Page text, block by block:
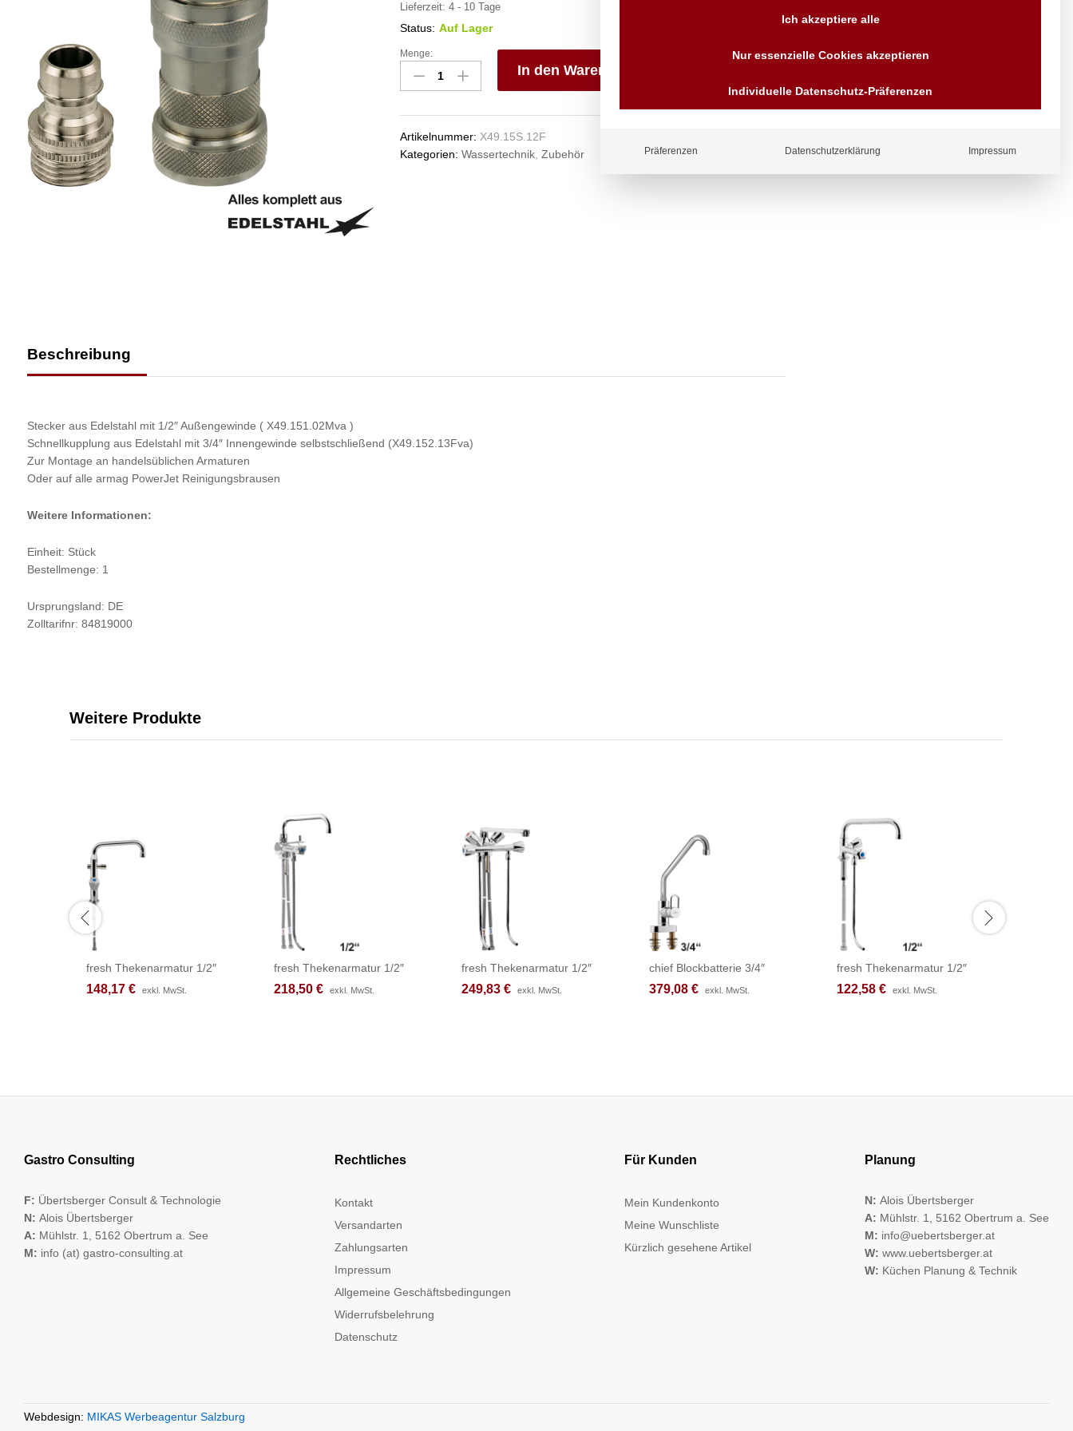
Lieferzeit: 4 - 10 Tage
Status: Auf Lager
Kupplungsstecker
1/2"
IG
3/4"
IG
Menge:
In den Warenkorb
Vergl
eiche
Artikelnummer: X49.15S.12F
Kategorien: Wassertechnik, Zubehör
Beschreibung
Stecker aus Edelstahl mit 1/2″ Außengewinde ( X49.151.02Mva )
Schnellkupplung aus Edelstahl mit 3/4″ Innengewinde selbstschließend (X49.152.13Fva)
Zur Montage an handelsüblichen Armaturen
Oder auf alle armag PowerJet Reinigungsbrausen
Weitere Informationen:
Einheit: Stück
Bestellmenge: 1
Ursprungsland: DE
Zolltarifnr: 84819000
Anfragen
Wir sind seit über 40 Jahren
für Sie da
Vorrauskasse Paypal,
Kreditkarte, Direkt
Weitere Produkte
fresh Thekenarmatur 1/2″
148,17 € exkl. MwSt.
148,17 € exkl. MwSt.
fresh Thekenarmatur 1/2″
218,50 € exkl. MwSt.
218,50 € exkl. MwSt.
fresh Thekenarmatur 1/2″
249,83 € exkl. MwSt.
249,83 € exkl. MwSt.
chief Blockbatterie 3/4″
379,08 € exkl. MwSt.
379,08 € exkl. MwSt.
fresh Thekenarmatur 1/2″
122,58 € exkl. MwSt.
122,58 € exkl. MwSt.
Gastro Consulting
F: Übertsberger Consult & Technologie
N: Alois Übertsberger
A: Mühlstr. 1, 5162 Obertrum a. See
M: info (at) gastro-consulting.at
Rechtliches
Kontakt
Versandarten
Zahlungsarten
Impressum
Allgemeine Geschäftsbedingungen
Widerrufsbelehrung
Datenschutz
Für Kunden
Mein Kundenkonto
Meine Wunschliste
Kürzlich gesehene Artikel
Planung
N: Alois Übertsberger
A: Mühlstr. 1, 5162 Obertrum a. See
M: info@uebertsberger.at
W: www.uebertsberger.at
W: Küchen Planung & Technik
Webdesign: MIKAS Werbeagentur Salzburg
Ich akzeptiere alle
Nur essenzielle Cookies akzeptieren
Individuelle Datenschutz-Präferenzen
Präferenzen Datenschutzerklärung Impressum